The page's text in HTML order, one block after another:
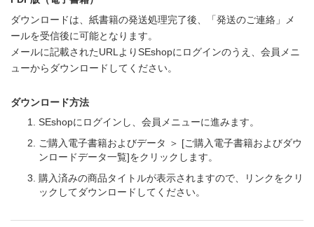
ダウンロードは、紙書籍の発送処理完了後、「発送のご連絡」メ
ールを受信後に可能となります。
メールに記載されたURLよりSEshopにログインのうえ、会員メニ
ューからダウンロードしてください。
ダウンロード方法
SEshopにログインし、会員メニューに進みます。
ご購入電子書籍およびデータ ＞ [ご購入電子書籍およびダウ
ンロードデータ一覧]をクリックします。
購入済みの商品タイトルが表示されますので、リンクをクリ
ックしてダウンロードしてください。